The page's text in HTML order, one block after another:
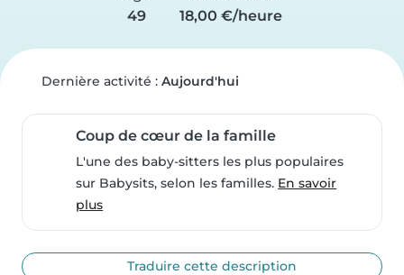
49
18,00 €/heure
Dernière activité : Aujourd'hui
Coup de cœur de la famille
L'une des baby-sitters les plus populaires
sur Babysits, selon les familles. En savoir
plus
Traduire cette description